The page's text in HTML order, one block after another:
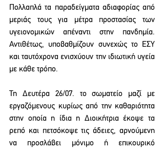
Πολλαπλά τα παραδείγματα αδιαφορίας από
μεριάς τους για μέτρα προστασίας των
υγειονομικών απέναντι στην πανδημία.
Αντιθέτως, υποβαθμίζουν συνεχώς το ΕΣΥ
και ταυτόχρονα ενισχύουν την ιδιωτική υγεία
με κάθε τρόπο.
Τη Δευτέρα 26/07. το σωματείο μαζί με
εργαζόμενους κυρίως από την καθαριότητα
στην οποία η ίδια η Διοικήτρια έκοψε τα
ρεπό και πετσόκοψε τις άδειες, αρνούμενη
να προσλάβει μόνιμο ή επικουρικό